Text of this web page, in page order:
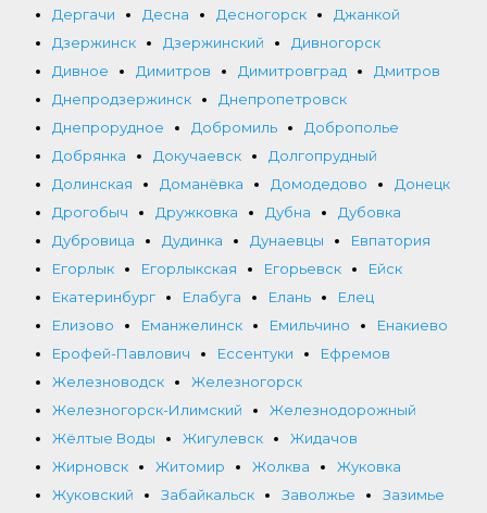
Дергачи
Десна Десногорск
Джанкой
Дзержинск
Дзержинский
Дивногорск
Дивное
Димитров Димитровград
Дмитров
Днепродзержинск
Днепропетровск
Днепрорудное
Добромиль
Доброполье
Добрянка
Докучаевск
Долгопрудный
Долинская
Доманёвка Домодедово
Донецк
Дрогобыч
Дружковка Дубна
Дубовка
Дубровица
Дудинка Дунаевцы
Евпатория
Егорлык
Егорлыкская Егорьевск
Ейск
Екатеринбург
Елабуга Елань
Елец
Елизово
Еманжелинск Емильчино
Енакиево
Ерофей-Павлович
Ессентуки
Ефремов
Железноводск
Железногорск
Железногорск-Илимский
Железнодорожный
Жёлтые Воды
Жигулевск
Жидачов
Жирновск
Житомир Жолква
Жуковка
Жуковский
Забайкальск Заволжье Зазимье